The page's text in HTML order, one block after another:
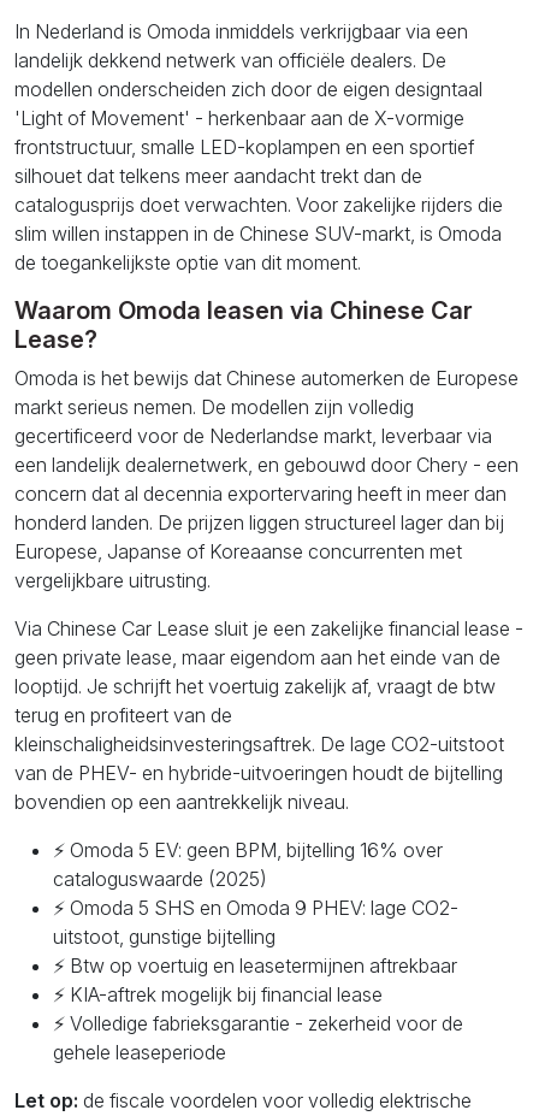
In Nederland is Omoda inmiddels verkrijgbaar via een
landelijk dekkend netwerk van officiële dealers. De
modellen onderscheiden zich door de eigen designtaal
'Light of Movement' - herkenbaar aan de X-vormige
frontstructuur, smalle LED-koplampen en een sportief
silhouet dat telkens meer aandacht trekt dan de
catalogusprijs doet verwachten. Voor zakelijke rijders die
slim willen instappen in de Chinese SUV-markt, is Omoda
de toegankelijkste optie van dit moment.
Waarom Omoda leasen via Chinese Car
Lease?
Omoda is het bewijs dat Chinese automerken de Europese
markt serieus nemen. De modellen zijn volledig
gecertificeerd voor de Nederlandse markt, leverbaar via
een landelijk dealernetwerk, en gebouwd door Chery - een
concern dat al decennia exportervaring heeft in meer dan
honderd landen. De prijzen liggen structureel lager dan bij
Europese, Japanse of Koreaanse concurrenten met
vergelijkbare uitrusting.
Via Chinese Car Lease sluit je een zakelijke financial lease -
geen private lease, maar eigendom aan het einde van de
looptijd. Je schrijft het voertuig zakelijk af, vraagt de btw
terug en profiteert van de
kleinschaligheidsinvesteringsaftrek. De lage CO2-uitstoot
van de PHEV- en hybride-uitvoeringen houdt de bijtelling
bovendien op een aantrekkelijk niveau.
⚡ Omoda 5 EV: geen BPM, bijtelling 16% over
cataloguswaarde (2025)
⚡ Omoda 5 SHS en Omoda 9 PHEV: lage CO2-
uitstoot, gunstige bijtelling
⚡ Btw op voertuig en leasetermijnen aftrekbaar
⚡ KIA-aftrek mogelijk bij financial lease
⚡ Volledige fabrieksgarantie - zekerheid voor de
gehele leaseperiode
Let op: de fiscale voordelen voor volledig elektrische